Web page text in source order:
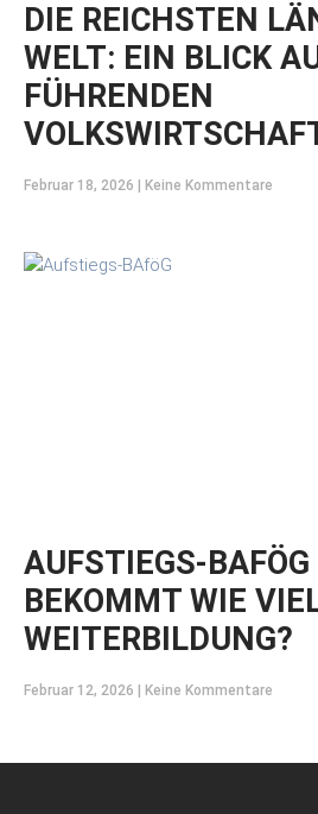
DIE REICHSTEN
WELT: EIN BLICK
FÜHRENDEN
Februar 18, 2026 Keine Kommentare
AUFSTIEGS-
BEKOMMT WIE
WEITERBILDUNG?
Februar 12, 2026 Keine Kommentare